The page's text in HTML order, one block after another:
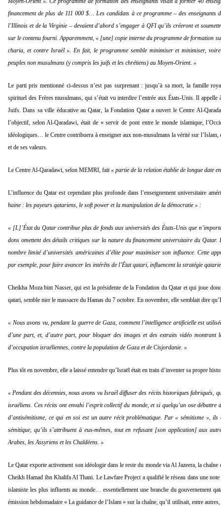
financement de plus de 111 000 $… Les candidats à ce programme – des
l’Illinois et de la Virginie – devaient d’abord s’engager à QFI qu’ils créeront et
sur le contenu fourni. Apparemment, « [une] copie interne du programme de formation
charia, et contre Israël ». En fait, le programme semble minimiser et minimiser,
peuples non musulmans (y compris les juifs et les chrétiens) au Moyen-Orient. »
Le parti pris mentionné ci-dessus n’est pas surprenant : jusqu’à sa mort, la famille
spirituel des Frères musulmans, qui s’était vu interdire l’entrée aux États-Unis. Il appelle
Juifs. Dans sa ville éducative au Qatar, la Fondation Qatar a ouvert le Centre Al-
l’objectif, selon Al-Qaradawi, était de « servir de pont entre le monde islamique,
idéologiques… le Centre contribuera à enseigner aux non-musulmans la vérité sur
et de ses valeurs.
Le Centre Al-Qaradawi, selon MEMRI, fait « partie de la relation établie de longue date
L’influence du Qatar est cependant plus profonde dans l’enseignement universitaire
haine : les payeurs qatariens, le soft power et la manipulation de la démocratie » :
« [L]’État du Qatar contribue plus de fonds aux universités des États-Unis que
dons omettent des détails critiques sur la nature du financement universitaire du Qatar.
nombre limité d’universités américaines d’élite pour maximiser son influence. Cette
par exemple, pour faire avancer les intérêts de l’État qatari, influencent la stratégie
Cheikha Moza bint Nasser, qui est la présidente de la Fondation du Qatar et qui joue
qatari, semble nier le massacre du Hamas du 7 octobre. En novembre, elle semblait dire
« Nous avons vu, pendant la guerre de Gaza, comment l’intelligence artificielle est
d’une part, et, d’autre part, pour bloquer des images et des extraits vidéo montrant
d’occupation israéliennes, contre la population de Gaza et de Cisjordanie. »
Plus tôt en novembre, elle a laissé entendre qu’Israël était en train d’inventer sa propre
« Pendant des décennies, nous avons vu Israël diffuser des récits historiques fabriqués,
israéliens. Ces récits ont envahi l’esprit collectif du monde, et si quelqu’un ose débattre
d’antisémitisme, ce qui en soi est un autre récit problématique. Par « sémitisme »,
sémitique, qu’ils s’attribuent à eux-mêmes, tout en refusant [son application] aux
Arabes, les Assyriens et les Chaldéens. »
Le Qatar exporte activement son idéologie dans le reste du monde via Al Jazeera, la
Cheikh Hamad ibn Khalifa Al Thani. Le Lawfare Project a qualifié le réseau dans une note
islamiste les plus influents au monde… essentiellement une branche du gouvernement
émission hebdomadaire « La guidance de l’Islam » sur la chaîne, qu’il utilisait, entre